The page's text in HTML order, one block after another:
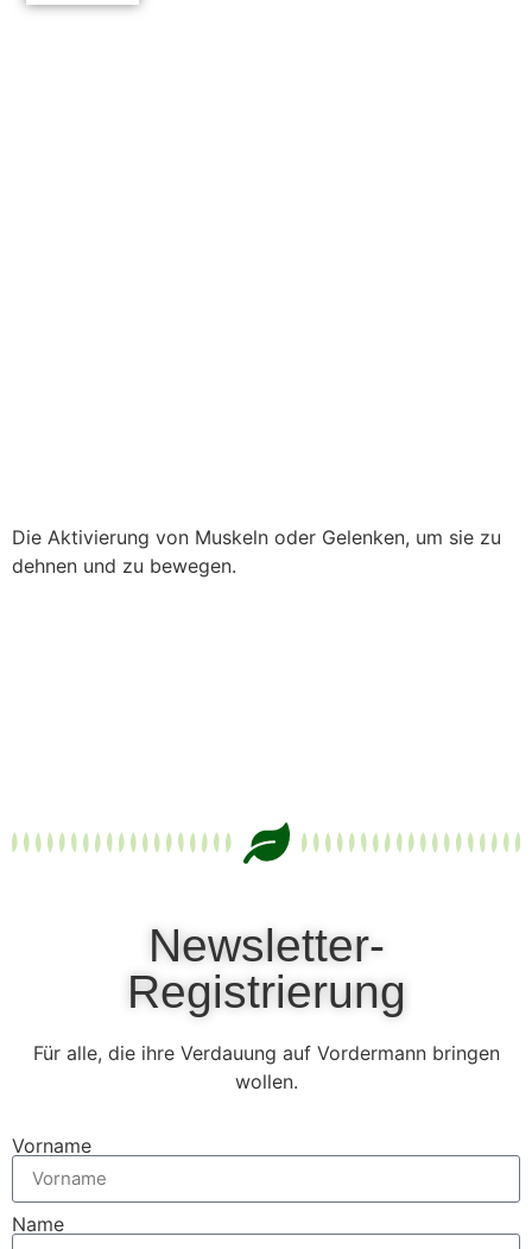
Die Aktivierung von Muskeln oder Gelenken, um sie zu
dehnen und zu bewegen.
Newsletter-
Registrierung
Für alle, die ihre Verdauung auf Vordermann bringen
wollen.
Vorname
Name